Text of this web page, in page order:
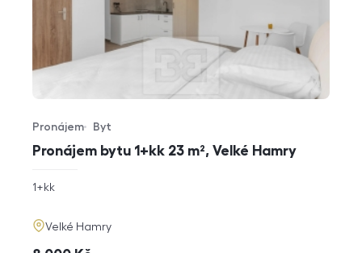
Pronájem bytu 1+kk 23 m², Velké Hamry
Typ nabídky
Pronájem
Typ nemovitosti
Byt
rozměry
1+kk
adresa
Velké Hamry